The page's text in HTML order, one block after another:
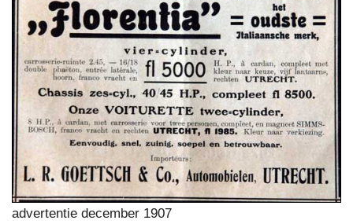
advertentie december 1907